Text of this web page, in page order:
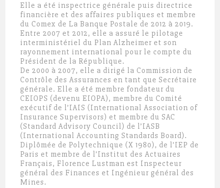
Elle a été inspectrice générale puis directrice
financière et des affaires publiques et membre
du Comex de La Banque Postale de 2012 à 2019.
Entre 2007 et 2012, elle a assuré le pilotage
interministériel du Plan Alzheimer et son
rayonnement international pour le compte du
Président de la République.
De 2000 à 2007, elle a dirigé la Commission de
Contrôle des Assurances en tant que Secrétaire
générale. Elle a été membre fondateur du
CEIOPS (devenu EIOPA), membre du Comité
exécutif de l’IAIS (International Association of
Insurance Supervisors) et membre du SAC
(Standard Advisory Council) de l’IASB
(International Accounting Standards Board).
Diplômée de Polytechnique (X 1980), de l’IEP de
Paris et membre de l’Institut des Actuaires
Français, Florence Lustman est Inspecteur
général des Finances et Ingénieur général des
Mines.